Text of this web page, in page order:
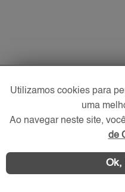
Utilizamos cookies para
uma
Ao navegar neste site,
de
Ok,